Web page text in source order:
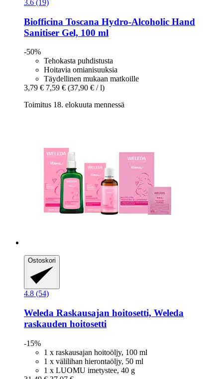
3.6 (19)
Biofficina Toscana Hydro-​Alcoholic Hand
Sanitiser Gel, 100 ml
-50%
Tehokasta puhdistusta
Hoitavia omianisuuksia
Täydellinen mukaan matkoille
3,79 € 7,59 € (37,90 € / l)
Toimitus 18. elokuuta mennessä
Ostoskori
4.8 (54)
Weleda Raskausajan hoitosetti, Weleda
raskauden hoitosetti
-15%
1 x raskausajan hoitoöljy, 100 ml
1 x välilihan hierontaöljy, 50 ml
1 x LUOMU imetystee, 40 g